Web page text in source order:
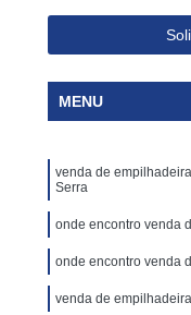
MENU
venda de
Serra
onde encontro venda
onde encontro venda
venda de